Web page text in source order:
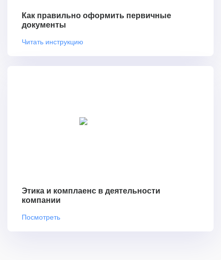
Как правильно оформить первичные
документы
Читать инструкцию
Этика и комплаенс в деятельности
компании
Посмотреть